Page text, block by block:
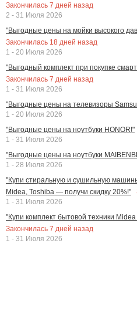
Закончилась 7 дней назад
2 - 31 Июля 2026
"Выгодные цены на мойки высокого
Закончилась 18 дней назад
1 - 20 Июля 2026
"Выгодный комплект при покупке
Закончилась 7 дней назад
1 - 31 Июля 2026
"Выгодные цены на телевизоры
1 - 20 Июля 2026
"Выгодные цены на ноутбуки HONOR!"
1 - 31 Июля 2026
"Выгодные цены на ноутбуки
1 - 28 Июля 2026
"Купи стиральную и сушильную
Midea, Toshiba — получи скидку 20%!"
1 - 31 Июля 2026
"Купи комплект бытовой техники Midea
Закончилась 7 дней назад
1 - 31 Июля 2026